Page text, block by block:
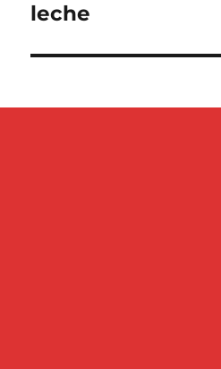
siguiente:
leche